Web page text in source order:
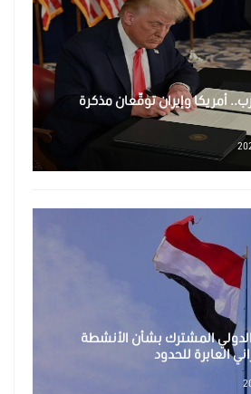
أمريكا وإيران توقّعان مذكرة
الدولي المشترك بشأن الأنشطة
العابرة للحدود